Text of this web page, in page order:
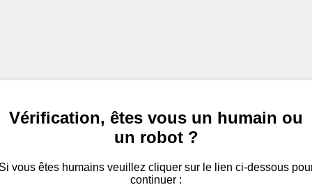
Vérification, êtes vous un humain ou
un robot ?
vous êtes humains veuillez cliquer sur le lien ci-dessous
continuer :